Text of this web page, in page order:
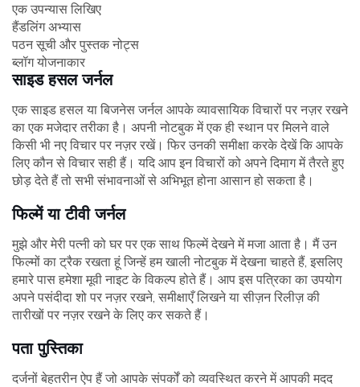
एक उपन्यास लिखिए
हैंडलिंग अभ्यास
पठन सूची और पुस्तक नोट्स
ब्लॉग योजनाकार
साइड हसल जर्नल
एक साइड हसल या बिजनेस जर्नल आपके व्यावसायिक विचारों पर नज़र रखने
का एक मजेदार तरीका है। अपनी नोटबुक में एक ही स्थान पर मिलने वाले
किसी भी नए विचार पर नज़र रखें। फिर उनकी समीक्षा करके देखें कि आपके
लिए कौन से विचार सही हैं। यदि आप इन विचारों को अपने दिमाग में तैरते हुए
छोड़ देते हैं तो सभी संभावनाओं से अभिभूत होना आसान हो सकता है।
फिल्में या टीवी जर्नल
मुझे और मेरी पत्नी को घर पर एक साथ फिल्में देखने में मजा आता है। मैं उन
फिल्मों का ट्रैक रखता हूं जिन्हें हम खाली नोटबुक में देखना चाहते हैं, इसलिए
हमारे पास हमेशा मूवी नाइट के विकल्प होते हैं। आप इस पत्रिका का उपयोग
अपने पसंदीदा शो पर नज़र रखने, समीक्षाएँ लिखने या सीज़न रिलीज़ की
तारीखों पर नज़र रखने के लिए कर सकते हैं।
पता पुस्तिका
दर्जनों बेहतरीन ऐप हैं जो आपके संपर्कों को व्यवस्थित करने में आपकी मदद